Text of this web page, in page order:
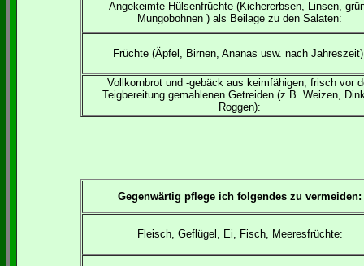
Angekeimte Hülsenfrüchte (Kichererbsen, Linsen,
Mungobohnen ) als Beilage zu den Salaten:
Früchte (Äpfel, Birnen, Ananas usw. nach
Vollkornbrot und -gebäck aus keimfähigen, frisch vor
Teigbereitung gemahlenen Getreiden (z.B. Weizen,
Roggen):
Gegenwärtig pflege ich folgendes zu vermeiden:
Fleisch, Geflügel, Ei, Fisch, Meeresfrüchte: